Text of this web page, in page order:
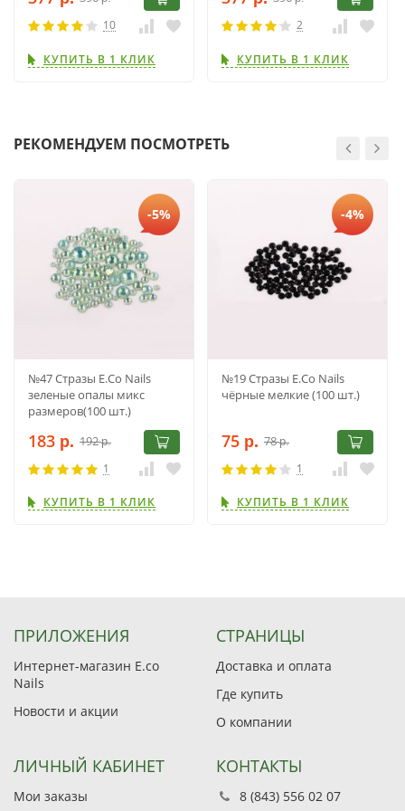
10
КУПИТЬ В 1 КЛИК
2
КУПИТЬ В 1 КЛИК
РЕКОМЕНДУЕМ ПОСМОТРЕТЬ
-5%
№47 Стразы E.Co Nails
зеленые опалы микс
размеров(100 шт.)
183 р. 192р.
1
КУПИТЬ В 1 КЛИК
-4%
№19 Стразы E.Co Nails
чёрные мелкие (100 шт.)
75 р. 78р.
1
КУПИТЬ В 1 КЛИК
ПРИЛОЖЕНИЯ
Интернет-магазин E.co
Nails
Новости и акции
СТРАНИЦЫ
Доставка и оплата
Где купить
О компании
ЛИЧНЫЙ КАБИНЕТ
Мои заказы
КОНТАКТЫ
8 (843) 556 02 07